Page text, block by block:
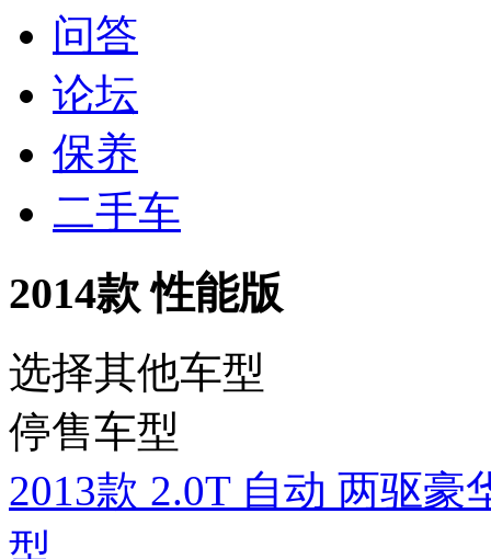
问答
论坛
保养
二手车
2014款 性能版
选择其他车型
停售车型
2013款 2.0T 自动 两驱豪